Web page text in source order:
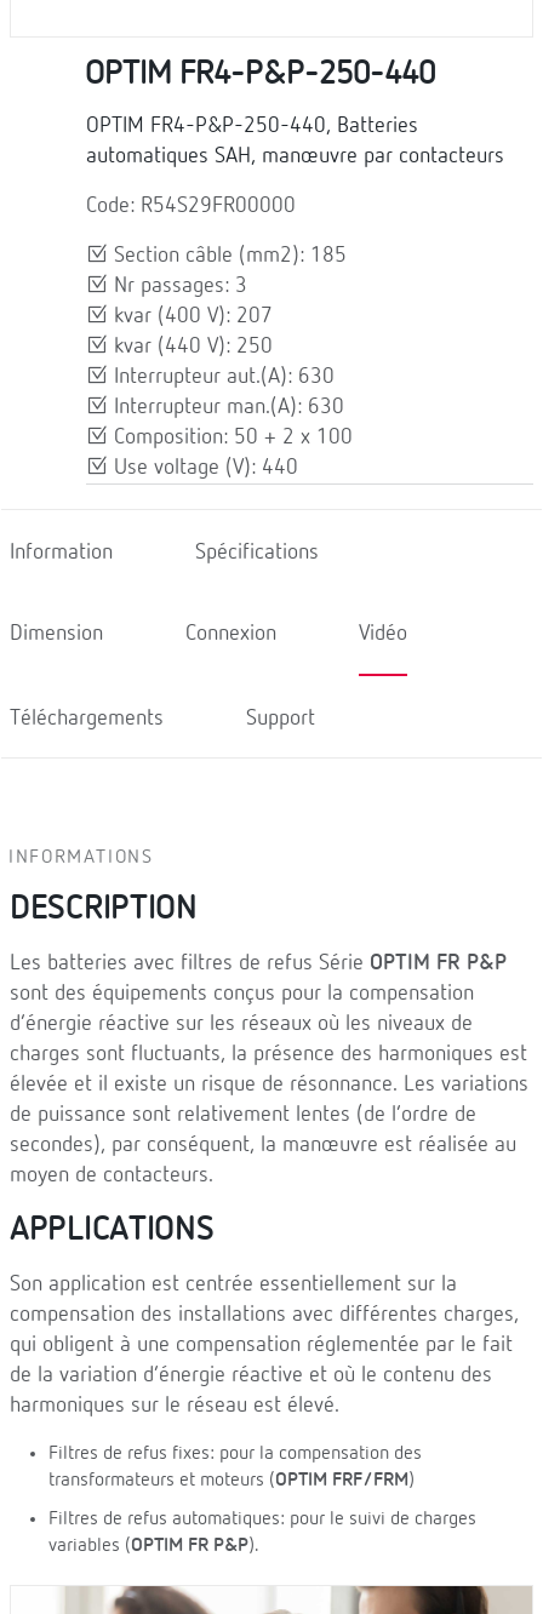
OPTIM FR4-P&P-250-440
OPTIM FR4-P&P-250-440, Batteries
automatiques SAH, manœuvre par contacteurs
Code: R54S29FR00000
Section câble (mm2): 185
Nr passages: 3
kvar (400 V): 207
kvar (440 V): 250
Interrupteur aut.(A): 630
Interrupteur man.(A): 630
Composition: 50 + 2 x 100
Use voltage (V): 440
Information Spécifications
Dimension Connexion Vidéo
Téléchargements Support
INFORMATIONS
DESCRIPTION
Les batteries avec filtres de refus Série OPTIM FR P&P
sont des équipements conçus pour la compensation
d’énergie réactive sur les réseaux où les niveaux de
charges sont fluctuants, la présence des harmoniques est
élevée et il existe un risque de résonnance. Les variations
de puissance sont relativement lentes (de l’ordre de
secondes), par conséquent, la manœuvre est réalisée au
moyen de contacteurs.
APPLICATIONS
Son application est centrée essentiellement sur la
compensation des installations avec différentes charges,
qui obligent à une compensation réglementée par le fait
de la variation d’énergie réactive et où le contenu des
harmoniques sur le réseau est élevé.
Filtres de refus fixes: pour la compensation des
transformateurs et moteurs (OPTIM FRF/FRM )
Filtres de refus automatiques: pour le suivi de charges
variables (OPTIM FR P&P).